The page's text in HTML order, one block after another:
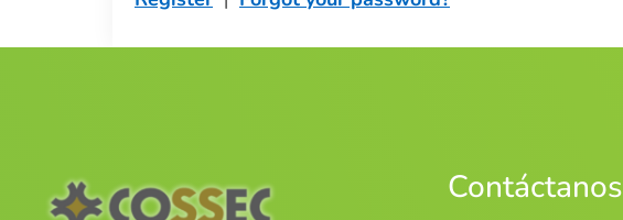
Contáctanos